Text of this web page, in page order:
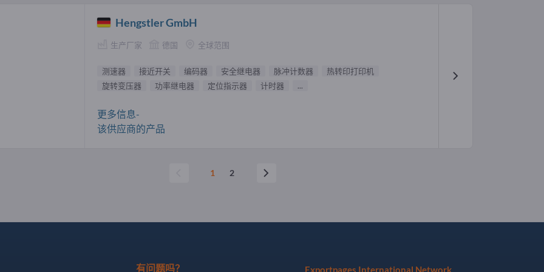
Hengstler GmbH
生产厂家 德国 全球范围
测速器 接近开关 编码器 安全继电器 脉冲计数器
热转印打印机
旋转变压器
功率继电器 定位指示器 计时器 ...
更多信息-
该供应商的产品
1 2
有问题吗？ Exportpages International Network